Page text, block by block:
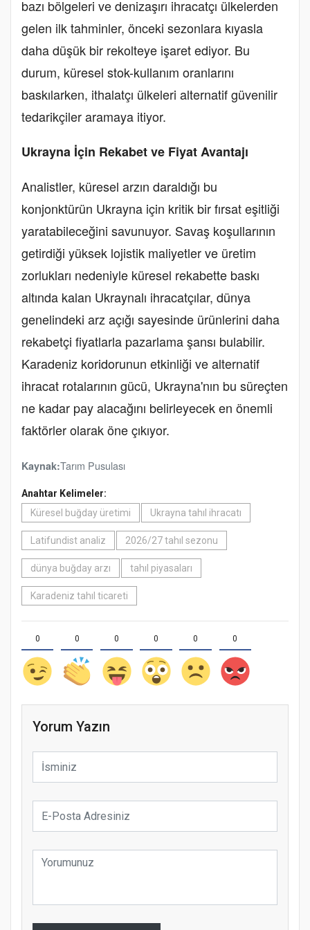
bazı bölgeleri ve denizaşırı ihracatçı ülkelerden
gelen ilk tahminler, önceki sezonlara kıyasla
daha düşük bir rekolteye işaret ediyor. Bu
durum, küresel stok-kullanım oranlarını
baskılarken, ithalatçı ülkeleri alternatif güvenilir
tedarikçiler aramaya itiyor.
Ukrayna İçin Rekabet ve Fiyat Avantajı
Analistler, küresel arzın daraldığı bu
konjonktürün Ukrayna için kritik bir fırsat eşitliği
yaratabileceğini savunuyor. Savaş koşullarının
getirdiği yüksek lojistik maliyetler ve üretim
zorlukları nedeniyle küresel rekabette baskı
altında kalan Ukraynalı ihracatçılar, dünya
genelindeki arz açığı sayesinde ürünlerini daha
rekabetçi fiyatlarla pazarlama şansı bulabilir.
Karadeniz koridorunun etkinliği ve alternatif
ihracat rotalarının gücü, Ukrayna'nın bu süreçten
ne kadar pay alacağını belirleyecek en önemli
faktörler olarak öne çıkıyor.
Kaynak:Tarım Pusulası
Anahtar Kelimeler:
Küresel buğday üretimi
Ukrayna tahıl ihracatı
Latifundist analiz 2026/27 tahıl sezonu
dünya buğday arzı tahıl piyasaları
Karadeniz tahıl ticareti
0 0 0 0 0 0
Yorum Yazın